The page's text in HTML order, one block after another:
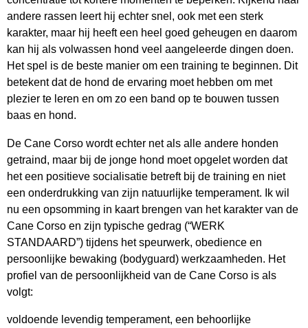
andere rassen leert hij echter snel, ook met een sterk
karakter, maar hij heeft een heel goed geheugen en daarom
kan hij als volwassen hond veel aangeleerde dingen doen.
Het spel is de beste manier om een training te beginnen. Dit
betekent dat de hond de ervaring moet hebben om met
plezier te leren en om zo een band op te bouwen tussen
baas en hond.
De Cane Corso wordt echter net als alle andere honden
getraind, maar bij de jonge hond moet opgelet worden dat
het een positieve socialisatie betreft bij de training en niet
een onderdrukking van zijn natuurlijke temperament. Ik wil
nu een opsomming in kaart brengen van het karakter van de
Cane Corso en zijn typische gedrag (“WERK
STANDAARD”) tijdens het speurwerk, obedience en
persoonlijke bewaking (bodyguard) werkzaamheden. Het
profiel van de persoonlijkheid van de Cane Corso is als
volgt:
voldoende levendig temperament, een behoorlijke